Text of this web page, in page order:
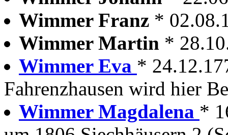
Wimmer Franz *
Wimmer Martin *
Wimmer Eva *
Fahrenzhausen wird hier
Wimmer Magdalena *